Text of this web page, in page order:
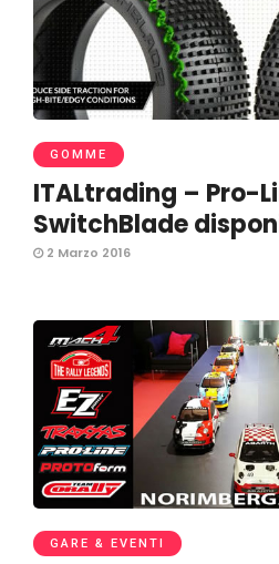
GOMME
ITALtrading – Pro-
SwitchBlade
2 Marzo 2016
GARE & EVENTI